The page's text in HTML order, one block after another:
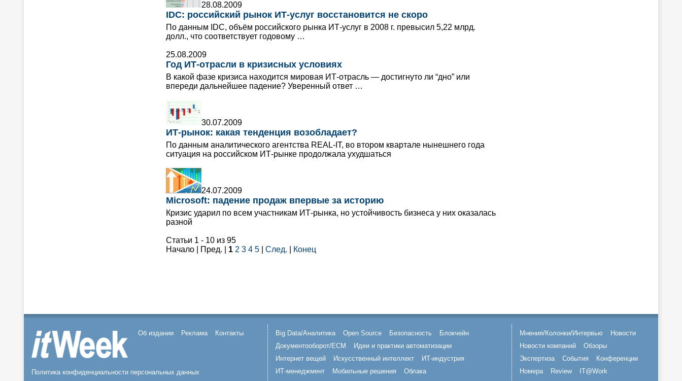
28.08.2009
IDC: российский рынок ИТ-услуг восстановится не скоро
По данным IDC, объём российского рынка ИТ-услуг в 2008 г. превысил 5,22 млрд.
долл., что соответствует годовому …
25.08.2009
Год ИТ-отрасли в кризисных условиях
В какой фазе кризиса находится мировая ИТ-отрасль — достигнуто ли “дно” или
впереди дальнейшее падение? Уверенный ответ …
30.07.2009
ИТ-рынок: какая тенденция возобладает?
По данным аналитического агентства REAL-IT, во втором квартале нынешнего года
ситуация на российском ИТ-рынке продолжала ухудшаться
24.07.2009
Microsoft: падение продаж впервые за историю
Кризис ударил по всем участникам ИТ-рынка, но устойчивость бизнеса у них оказалась
разной
Статьи 1 - 10 из 95
Начало | Пред. | 1 2 3 4 5 След. Конец
Об издании Реклама Контакты
Политика конфиденциальности персональных данных
Big Data/Аналитика Open Source Безопасность
Блокчейн
Документооборот/ECM
Идеи и практики автоматизации
Интернет вещей
Искусственный интеллект
ИТ-индустрия
ИТ-менеджмент
Мобильные решения
Облака
Мнения/Колонки/Интервью
Новости
Новости компаний
Обзоры
Экспертиза
События
Конференции
Номера
Review
IT@Work